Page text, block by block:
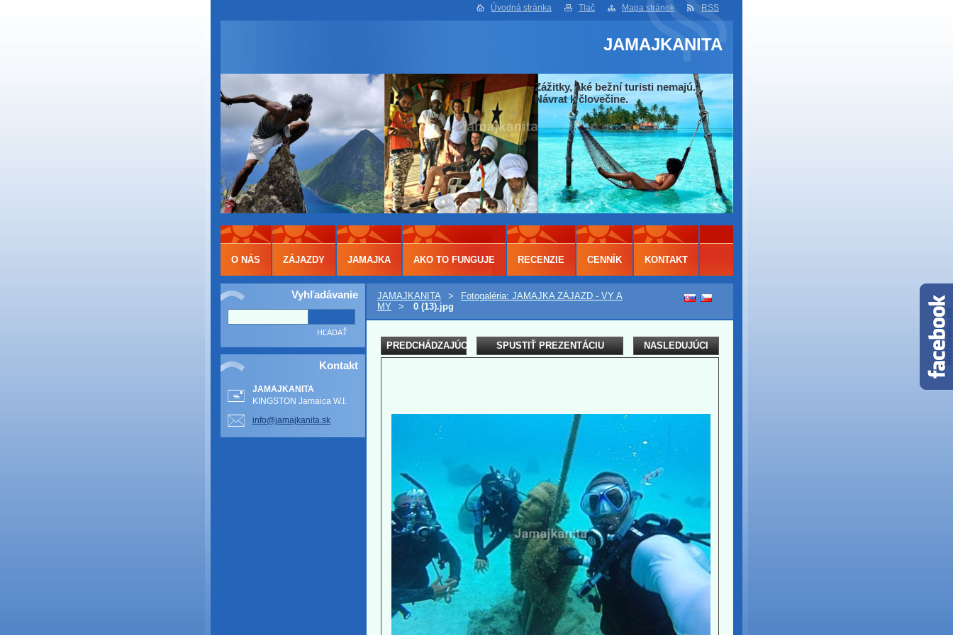
Úvodná stránka Tlač Mapa stránok RSS
JAMAJKANITA
Zážitky, aké bežní turisti nemajú.
Návrat k človečine.
Vyhľadávanie
Kontakt
JAMAJKANITA
KINGSTON Jamaica W.I.
info@jamajkanita.sk
JAMAJKANITA >
Fotogaléria: JAMAJKA ZÁJAZD - VY A
MY
> 0 (13).jpg
PREDCHÁDZAJÚCI SPUSTIŤ PREZENTÁCIU NASLEDUJÚCI
O NÁS ZÁJAZDY JAMAJKA AKO TO FUNGUJE RECENZIE CENNÍK KONTAKT